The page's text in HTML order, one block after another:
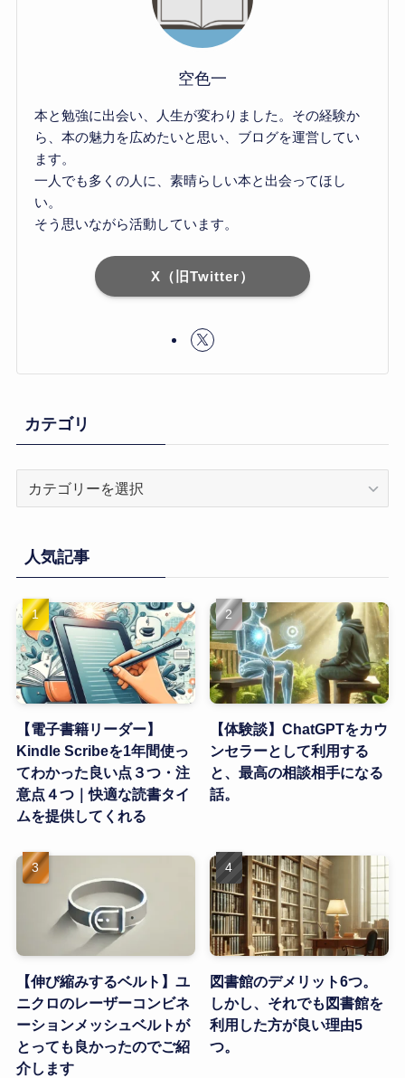
空色一
本と勉強に出会い、人生が変わりました。その経験か
ら、本の魅力を広めたいと思い、ブログを運営してい
ます。
一人でも多くの人に、素晴らしい本と出会ってほし
い。
そう思いながら活動しています。
X（旧Twitter）
カテゴリ
人気記事
【電子書籍リーダー】
Kindle Scribeを1年間使っ
てわかった良い点３つ・注
意点４つ｜快適な読書タイ
ムを提供してくれる
【体験談】ChatGPTをカウ
ンセラーとして利用する
と、最高の相談相手になる
話。
【伸び縮みするベルト】ユ
ニクロのレーザーコンビネ
ーションメッシュベルトが
とっても良かったのでご紹
介します
図書館のデメリット6つ。
しかし、それでも図書館を
利用した方が良い理由5
つ。